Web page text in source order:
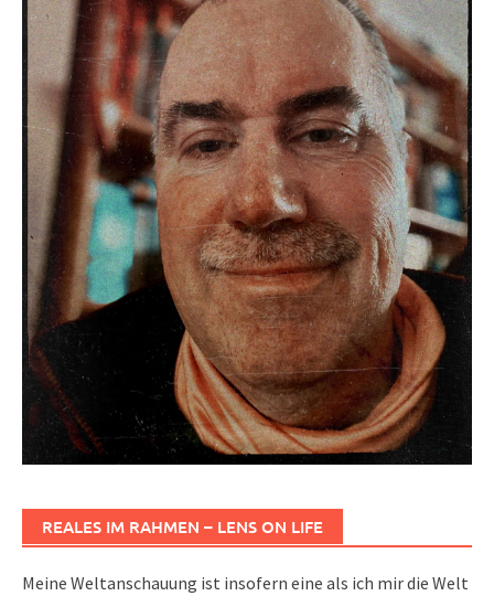
REALES IM RAHMEN – LENS ON LIFE
Meine Weltanschauung ist insofern eine als ich mir die Welt